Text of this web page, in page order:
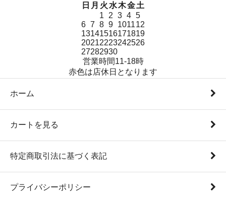
日 月 火水木金土
1 2 3 4 5
6 7 8 9 101112
13141516171819
20212223242526
27282930
営業時間11-18時
赤色は店休日となります
ホーム
カートを見る
特定商取引法に基づく表記
プライバシーポリシー